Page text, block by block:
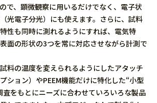
で、顕微観察に用いるだけでなく、電子状
光電子分光）にも使えます。さらに、試料
性も同時に測れるようにすれば、電気特
面の形状の3つを常に対応させながら計測で
料の温度を変えられるようにしたアタッチ
ション）やPEEM機能だけに特化した“小型
査をもとにニーズに合わせていろいろな製品